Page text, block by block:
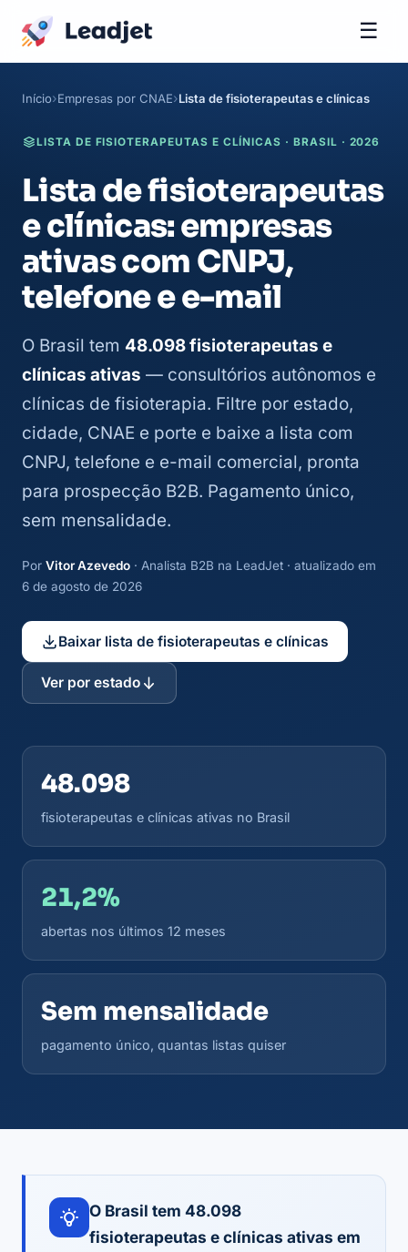
☰
Início Empresas por CNAE Lista de fisioterapeutas e clínicas
LISTA DE FISIOTERAPEUTAS E CLÍNICAS · BRASIL · 2026
Lista de fisioterapeutas
e clínicas: empresas
ativas com CNPJ,
telefone e e-mail
O Brasil tem 48.098 fisioterapeutas e
clínicas ativas — consultórios autônomos e
clínicas de fisioterapia. Filtre por estado,
cidade, CNAE e porte e baixe a lista com
CNPJ, telefone e e-mail comercial, pronta
para prospecção B2B. Pagamento único,
sem mensalidade.
Por Vitor Azevedo · Analista B2B na LeadJet · atualizado em
6 de agosto de 2026
Baixar lista de fisioterapeutas e clínicas
Ver por estado
48.098
fisioterapeutas e clínicas ativas no Brasil
21,2%
abertas nos últimos 12 meses
Sem mensalidade
pagamento único, quantas listas quiser
O Brasil tem 48.098
fisioterapeutas e clínicas ativas em